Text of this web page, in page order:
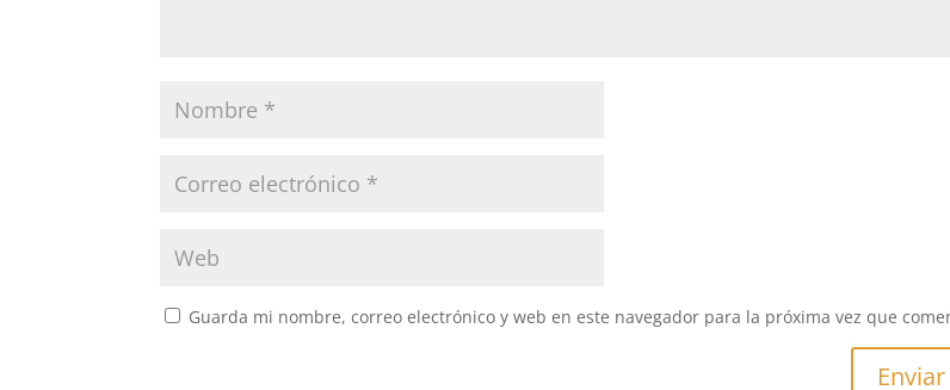
Guarda mi nombre, correo electrónico y web en este navegador para la próxima vez que